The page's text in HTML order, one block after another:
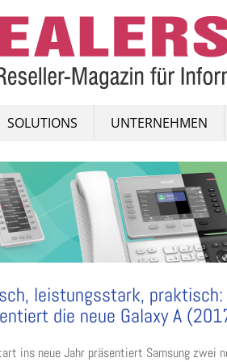
SOLUTIONS UNTERNEHMEN
leistungsstark, praktisch:
die neue Galaxy A
ins neue Jahr präsentiert Samsung zwei